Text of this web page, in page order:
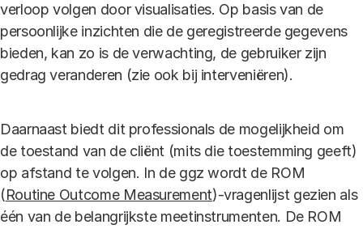
verloop volgen door visualisaties. Op basis van de
persoonlijke inzichten die de geregistreerde gegevens
bieden, kan zo is de verwachting, de gebruiker zijn
gedrag veranderen (zie ook bij interveniëren).
Daarnaast biedt dit professionals de mogelijkheid om
de toestand van de cliënt (mits die toestemming geeft)
op afstand te volgen. In de ggz wordt de ROM
(Routine Outcome Measurement)-vragenlijst gezien als
één van de belangrijkste meetinstrumenten. De ROM